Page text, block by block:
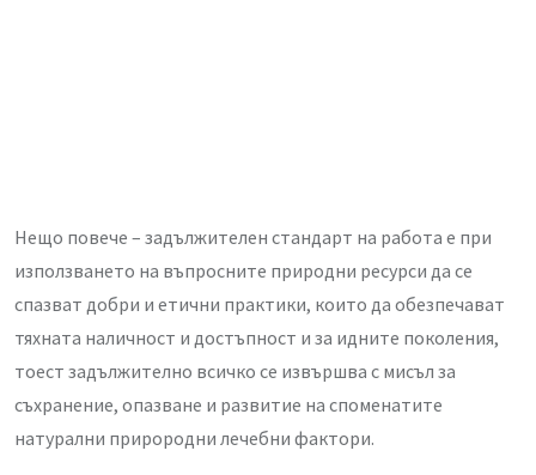
Нещо повече – задължителен стандарт на работа е при
използването на въпросните природни ресурси да се
спазват добри и етични практики, които да обезпечават
тяхната наличност и достъпност и за идните поколения,
тоест задължително всичко се извършва с мисъл за
съхранение, опазване и развитие на споменатите
натурални прирородни лечебни фактори.